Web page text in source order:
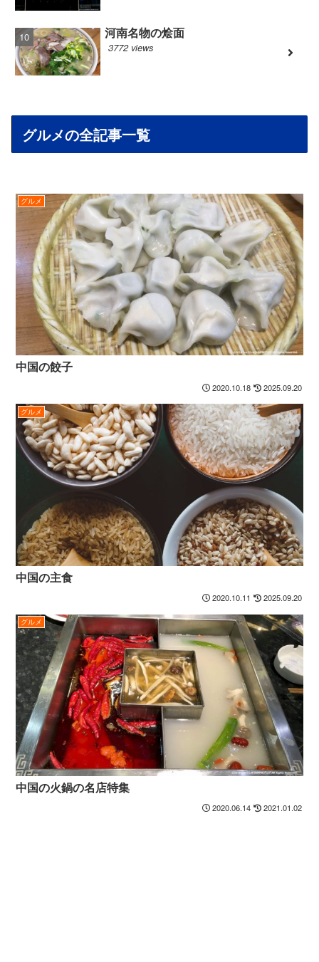
河南名物の烩面
3772 views
グルメの全記事一覧
グルメ
中国の餃子
2020.10.18 2025.09.20
グルメ
中国の主食
2020.10.11 2025.09.20
グルメ
中国の火鍋の名店特集
2020.06.14 2021.01.02